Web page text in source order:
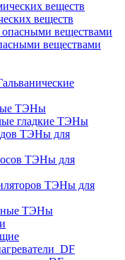
веществ
веществами
ТЭНы
гладкие ТЭНы
ТЭНы для
ТЭНы для
ТЭНы для
ТЭНы